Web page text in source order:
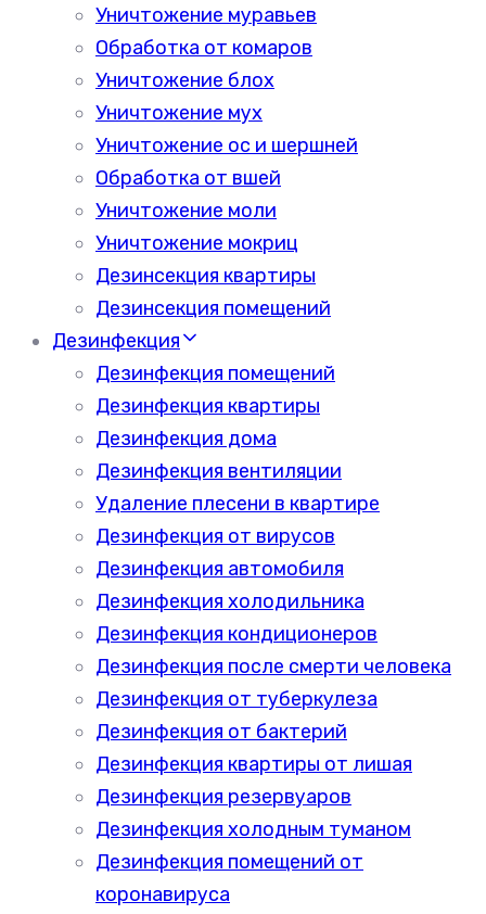
Уничтожение муравьев
Обработка от комаров
Уничтожение блох
Уничтожение мух
Уничтожение ос и шершней
Обработка от вшей
Уничтожение моли
Уничтожение мокриц
Дезинсекция квартиры
Дезинсекция помещений
Дезинфекция
Дезинфекция помещений
Дезинфекция квартиры
Дезинфекция дома
Дезинфекция вентиляции
Удаление плесени в квартире
Дезинфекция от вирусов
Дезинфекция автомобиля
Дезинфекция холодильника
Дезинфекция кондиционеров
Дезинфекция после смерти человека
Дезинфекция от туберкулеза
Дезинфекция от бактерий
Дезинфекция квартиры от лишая
Дезинфекция резервуаров
Дезинфекция холодным туманом
Дезинфекция помещений от
коронавируса